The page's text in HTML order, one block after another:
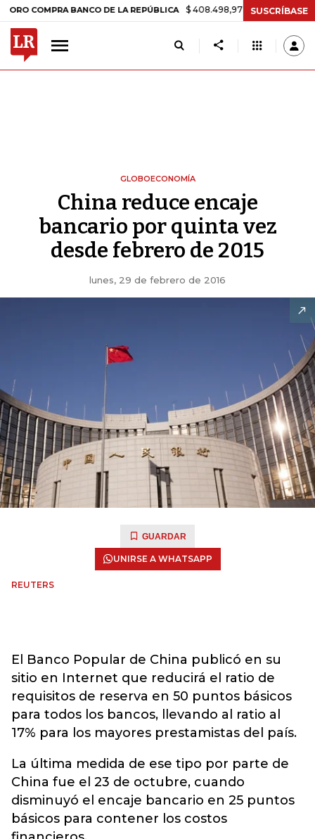
BANCO DE LA REPÚBLICA $ 408.498,97 +$ 8.753,81 +2,19%
SUSCRÍBASE
GLOBOECONOMÍA
China reduce encaje
bancario por quinta vez
desde febrero de 2015
lunes, 29 de febrero de 2016
GUARDAR
UNIRSE A WHATSAPP
REUTERS
El Banco Popular de China publicó en su
sitio en Internet que reducirá el ratio de
requisitos de reserva en 50 puntos básicos
para todos los bancos, llevando al ratio al
17% para los mayores prestamistas del país.
La última medida de ese tipo por parte de
China fue el 23 de octubre, cuando
disminuyó el encaje bancario en 25 puntos
básicos para contener los costos